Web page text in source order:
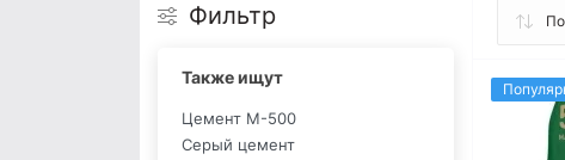
Фильтр
Также ищут
Цемент М-500
Серый цемент